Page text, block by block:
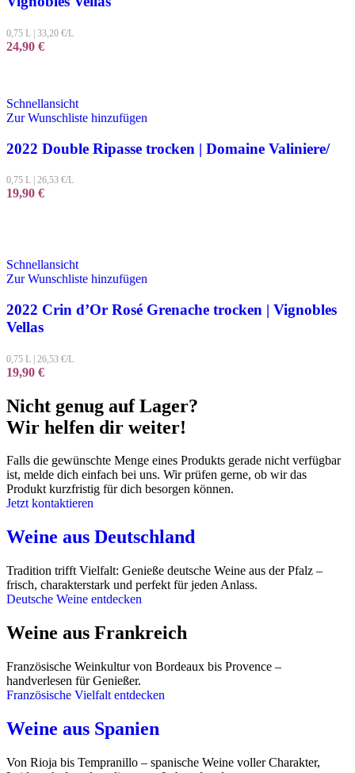
0,75 L | 33,20 €/L
24,90 €
Schnellansicht
Zur Wunschliste hinzufügen
2022 Double Ripasse trocken | Domaine Valiniere/
0,75 L 26,53 €/L
19,90 €
Schnellansicht
Zur Wunschliste hinzufügen
2022 Crin d’Or Rosé Grenache trocken | Vignobles
Vellas
0,75 L | 26,53 €/L
19,90 €
Nicht genug auf Lager?
Wir helfen dir weiter!
Falls die gewünschte Menge eines Produkts gerade nicht verfügbar
ist, melde dich einfach bei uns. Wir prüfen gerne, ob wir das
Produkt kurzfristig für dich besorgen können.
Jetzt kontaktieren
Weine aus Deutschland
Tradition trifft Vielfalt: Genieße deutsche Weine aus der Pfalz –
frisch, charakterstark und perfekt für jeden Anlass.
Deutsche Weine entdecken
Weine aus Frankreich
Französische Weinkultur von Bordeaux bis Provence –
handverlesen für Genießer.
Französische Vielfalt entdecken
Weine aus Spanien
Von Rioja bis Tempranillo – spanische Weine voller Charakter,